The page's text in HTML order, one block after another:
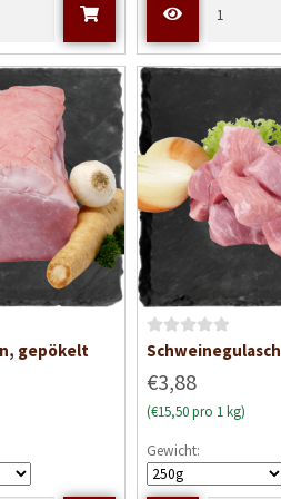
t
0
v
o
n
5
gepökelt
B
w
e
t
e
Schweinegulasch
€3,88
(€15,50 pro 1 kg)
Gewicht: